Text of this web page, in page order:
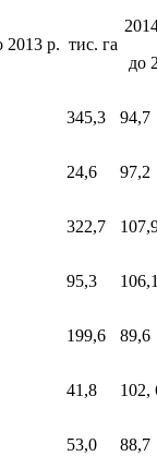
2013 р. тис. га
до
345,3 94,7
24,6 97,2
322,7
95,3
199,6 89,6
41,8 102,
53,0 88,7